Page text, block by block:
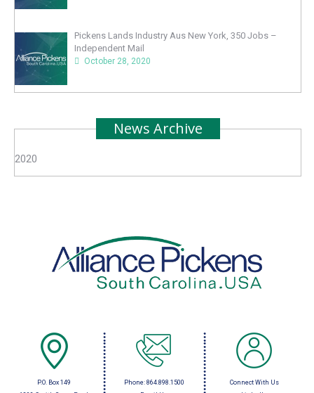
Pickens Lands Industry Aus New York, 350 Jobs –
Independent Mail
October 28, 2020
News Archive
2020
P.O. Box 149
Phone: 864.898.1500
Connect With Us